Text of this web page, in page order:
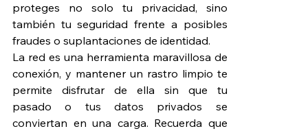
proteges no solo tu privacidad, sino
también tu seguridad frente a posibles
fraudes o suplantaciones de identidad.
La red es una herramienta maravillosa de
conexión, y mantener un rastro limpio te
permite disfrutar de ella sin que tu
pasado o tus datos privados se
conviertan en una carga. Recuerda que